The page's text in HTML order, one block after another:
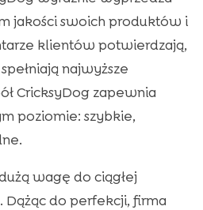
jakości swoich produktów i
klientów potwierdzają,
najwyższe
CricksyDog zapewnia
poziomie: szybkie,
wagę do ciągłej
Dążąc do perfekcji, firma